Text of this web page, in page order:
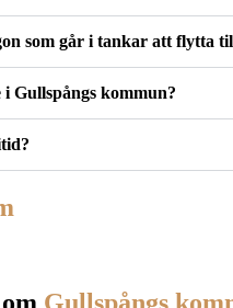
som går i tankar att flytta
Gullspångs kommun?